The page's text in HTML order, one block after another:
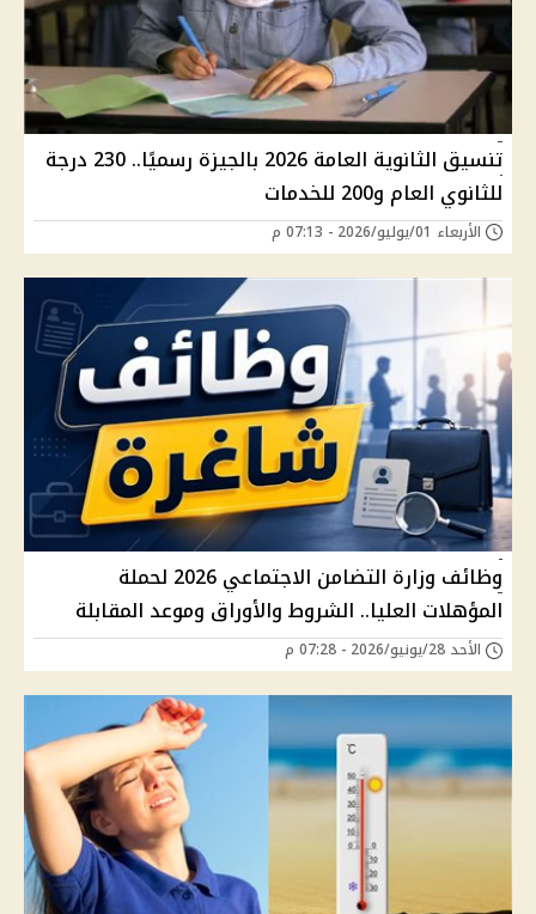
تنسيق الثانوية العامة 2026 بالجيزة رسميًا.. 230 درجة
للثانوي العام و200 للخدمات
الأربعاء 01/يوليو/2026 - 07:13 م
وظائف وزارة التضامن الاجتماعي 2026 لحملة
المؤهلات العليا.. الشروط والأوراق وموعد المقابلة
الأحد 28/يونيو/2026 - 07:28 م